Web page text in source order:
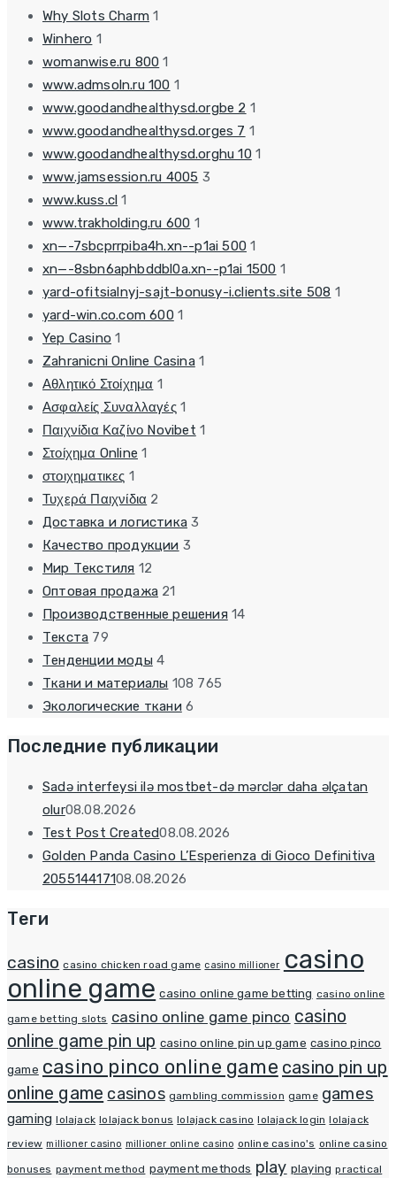
Why Slots Charm 1
Winhero 1
womanwise.ru 800 1
www.admsoln.ru 100 1
www.goodandhealthysd.orgbe 2 1
www.goodandhealthysd.orges 7 1
www.goodandhealthysd.orghu 10 1
www.jamsession.ru 4005 3
www.kuss.cl 1
www.trakholding.ru 600 1
xn—-7sbcprrpiba4h.xn--p1ai 500 1
xn—-8sbn6aphbddbl0a.xn--p1ai 1500 1
yard-ofitsialnyj-sajt-bonusy-i.clients.site 508 1
yard-win.co.com 600 1
Yep Casino 1
Zahranicni Online Casina 1
Αθλητικό Στοίχημα 1
Ασφαλείς Συναλλαγές 1
Παιχνίδια Καζίνο Novibet 1
Στοίχημα Online 1
στοιχηματικες 1
Τυχερά Παιχνίδια 2
Доставка и логистика 3
Качество продукции 3
Мир Текстиля 12
Оптовая продажа 21
Производственные решения 14
Текста 79
Тенденции моды 4
Ткани и материалы 108 765
Экологические ткани 6
Последние публикации
Sadə interfeysi ilə mostbet-də mərclər daha əlçatan
olur08.08.2026
Test Post Created08.08.2026
Golden Panda Casino L’Esperienza di Gioco Definitiva
205514417108.08.2026
Теги
casino casino chicken road game casino millioner casino
online game casino online game betting casino online
game betting slots casino online game pinco casino
online game pin up casino online pin up game casino pinco
game casino pinco online game casino pin up
online game casinos gambling commission game games
gaming lolajack lolajack bonus lolajack casino lolajack login lolajack
review millioner casino millioner online casino online casino's online casino
bonuses payment method payment methods play playing practical